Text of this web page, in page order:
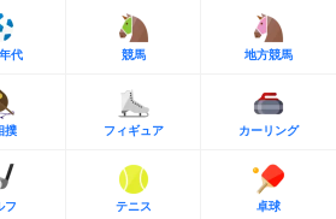
代 競馬 地方競馬
撲 フィギュア カーリング
フ テニス 卓球